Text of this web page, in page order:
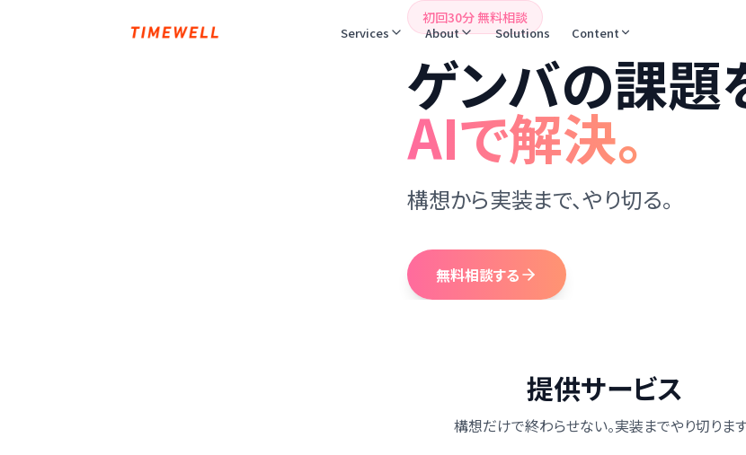
Services About Solutions Content
初回30分 無料相談
ゲンバの課題
AIで解決。
構想から実装まで、やり切る。
無料相談する
提供サービス
構想だけで終わらせない。実装までやり切ります